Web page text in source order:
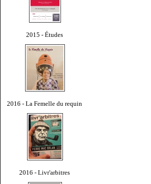
2015 - Études
2016 - La Femelle du requin
2016 - Livr'arbitres